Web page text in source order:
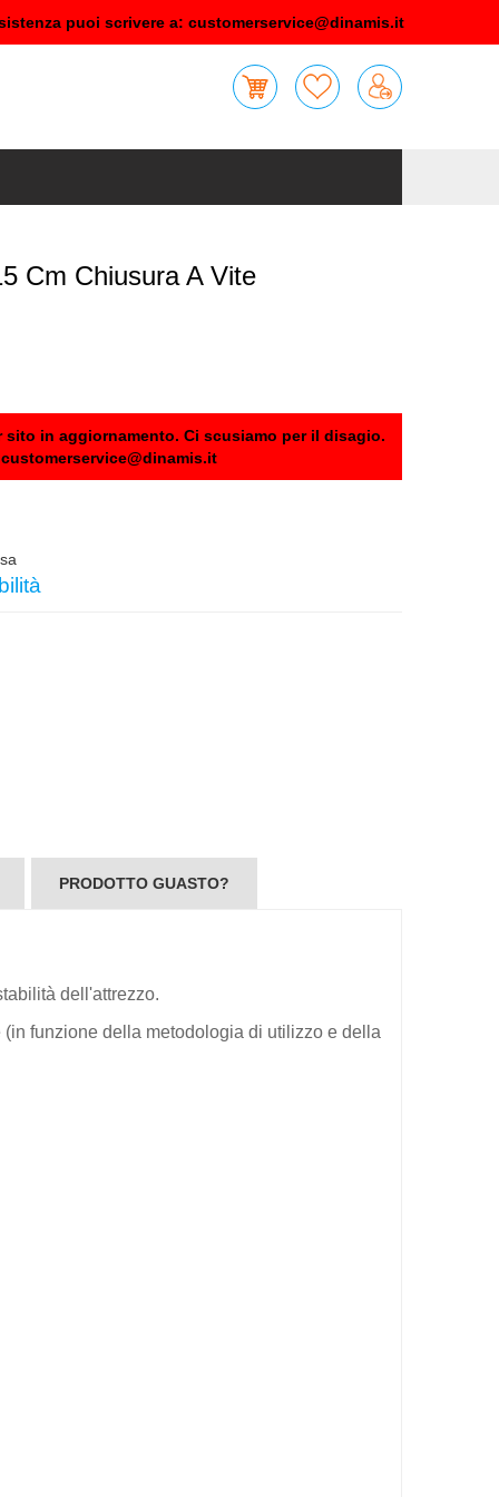
puoi scrivere a: customerservice@dinamis.it
Cm Chiusura A Vite
in aggiornamento. Ci scusiamo per il disagio.
customerservice@dinamis.it
PRODOTTO GUASTO?
dell'attrezzo.
funzione della metodologia di utilizzo e della